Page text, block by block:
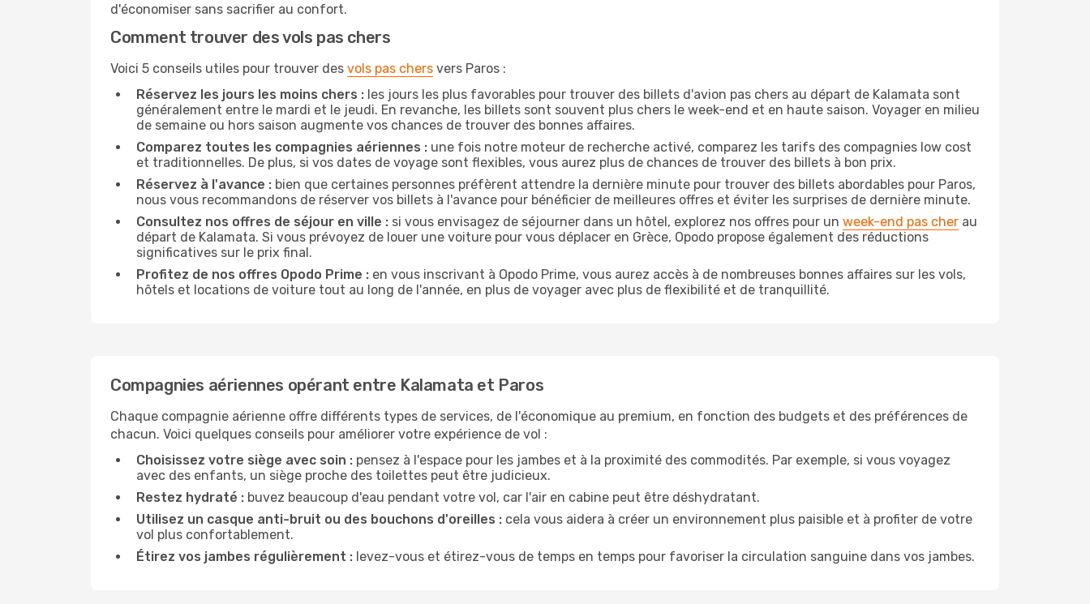
d'économiser sans sacrifier au confort.
Comment trouver des vols pas chers
Voici 5 conseils utiles pour trouver des vols pas chers vers Paros :
Réservez les jours les moins chers : les jours les plus favorables pour trouver des billets d'avion pas chers au départ de Kalamata sont
généralement entre le mardi et le jeudi. En revanche, les billets sont souvent plus chers le week-end et en haute saison. Voyager en milieu
de semaine ou hors saison augmente vos chances de trouver des bonnes affaires.
Comparez toutes les compagnies aériennes : une fois notre moteur de recherche activé, comparez les tarifs des compagnies low cost
et traditionnelles. De plus, si vos dates de voyage sont flexibles, vous aurez plus de chances de trouver des billets à bon prix.
Réservez à l'avance : bien que certaines personnes préfèrent attendre la dernière minute pour trouver des billets abordables pour Paros,
nous vous recommandons de réserver vos billets à l'avance pour bénéficier de meilleures offres et éviter les surprises de dernière minute.
Consultez nos offres de séjour en ville : si vous envisagez de séjourner dans un hôtel, explorez nos offres pour un week-end pas cher au
départ de Kalamata. Si vous prévoyez de louer une voiture pour vous déplacer en Grèce, Opodo propose également des réductions
significatives sur le prix final.
Profitez de nos offres Opodo Prime : en vous inscrivant à Opodo Prime, vous aurez accès à de nombreuses bonnes affaires sur les vols,
hôtels et locations de voiture tout au long de l'année, en plus de voyager avec plus de flexibilité et de tranquillité.
Compagnies aériennes opérant entre Kalamata et Paros
Chaque compagnie aérienne offre différents types de services, de l'économique au premium, en fonction des budgets et des préférences de
chacun. Voici quelques conseils pour améliorer votre expérience de vol :
Choisissez votre siège avec soin : pensez à l'espace pour les jambes et à la proximité des commodités. Par exemple, si vous voyagez
avec des enfants, un siège proche des toilettes peut être judicieux.
Restez hydraté : buvez beaucoup d'eau pendant votre vol, car l'air en cabine peut être déshydratant.
Utilisez un casque anti-bruit ou des bouchons d'oreilles : cela vous aidera à créer un environnement plus paisible et à profiter de votre
vol plus confortablement.
Étirez vos jambes régulièrement : levez-vous et étirez-vous de temps en temps pour favoriser la circulation sanguine dans vos jambes.